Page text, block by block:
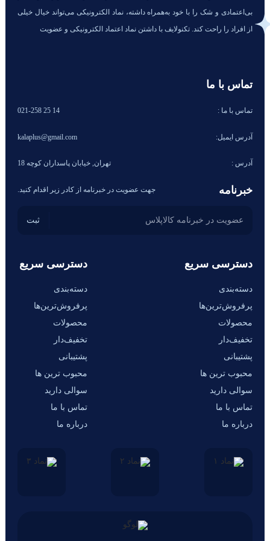
بی‌اعتمادی و شک را با خود به‌همراه داشته، نماد الکترونیکی می‌تواند خیال خیلی
از افراد را راحت کند. تکنولایف با داشتن نماد اعتماد الکترونیکی و عضویت
دسترسی سریع
دسته‌بندی
پرفروش‌ترین‌ها
محصولات
تخفیف‌دار
پشتیبانی
محبوب ترین ها
سوالی دارید
تماس با ما
درباره ما
تماس با ما
تماس با ما : 14 25 021-258
آدرس ایمیل: kalaplus@gmail.com
آدرس : تهران, خیابان پاسداران کوچه 18
خبرنامه جهت عضویت در خبرنامه از کادر زیر اقدام کنید.
دسترسی سریع
دسته‌بندی
پرفروش‌ترین‌ها
محصولات
تخفیف‌دار
پشتیبانی
محبوب ترین ها
سوالی دارید
تماس با ما
درباره ما